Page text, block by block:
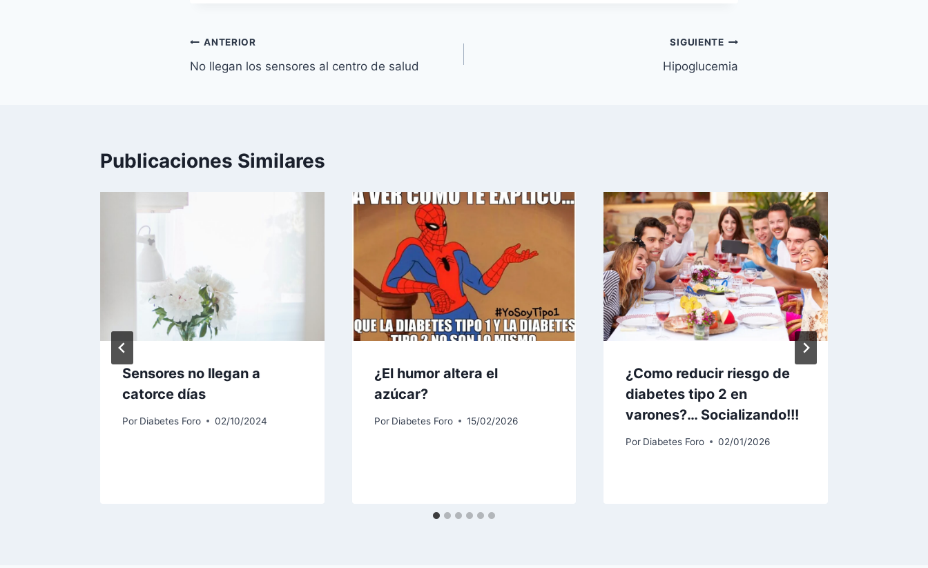
Navegación
de
ANTERIOR
No llegan los sensores al centro de salud
SIGUIENTE
Hipoglucemia
Publicaciones Similares
Sensores no llegan a
catorce días
Por Diabetes Foro 02/10/2024
¿El humor altera el
azúcar?
Por Diabetes Foro 15/02/2026
¿Como reducir riesgo de
diabetes tipo 2 en
varones?… Socializando!!!
Por Diabetes Foro 02/01/2026